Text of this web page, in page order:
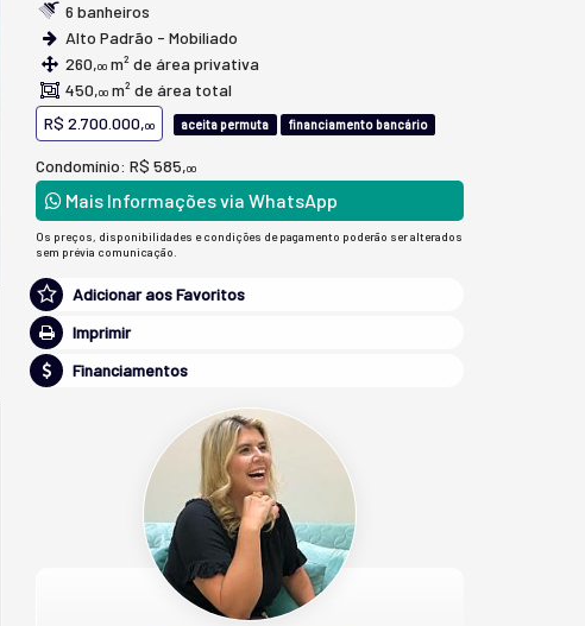
6 banheiros
Alto Padrão - Mobiliado
260,00 m² de área privativa
450,00 m² de área total
R$ 2.700.000,00 aceita permuta financiamento bancário
Condomínio: R$ 585,00
Mais Informações via WhatsApp
Os preços, disponibilidades e condições de pagamento poderão ser alterados
sem prévia comunicação.
Adicionar aos Favoritos
Imprimir
Financiamentos